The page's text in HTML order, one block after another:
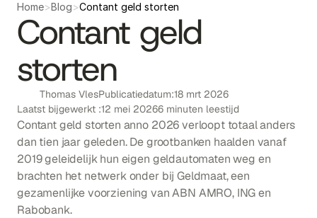
Home>Blog>Contant geld storten
Contant geld
storten
Thomas VlesPublicatiedatum:18 mrt 2026
Laatst bijgewerkt :12 mei 20266 minuten leestijd
Contant geld storten anno 2026 verloopt totaal anders
dan tien jaar geleden. De grootbanken haalden vanaf
2019 geleidelijk hun eigen geldautomaten weg en
brachten het netwerk onder bij Geldmaat, een
gezamenlijke voorziening van ABN AMRO, ING en
Rabobank.